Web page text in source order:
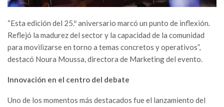
“Esta edición del 25.º aniversario marcó un punto de inflexión.
Reflejó la madurez del sector y la capacidad de la comunidad
para movilizarse en torno a temas concretos y operativos”,
destacó Noura Moussa, directora de Marketing del evento.
Innovación en el centro del debate
Uno de los momentos más destacados fue el lanzamiento del